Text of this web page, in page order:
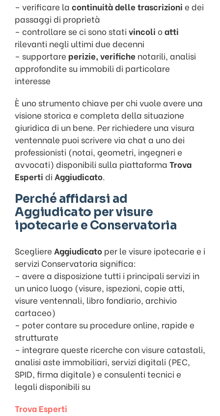
– verificare la continuità delle trascrizioni e dei
passaggi di proprietà
– controllare se ci sono stati vincoli oatti
rilevanti negli ultimi due decenni
– supportare perizie, verifiche notarili, analisi
approfondite su immobili di particolare
interesse
È uno strumento chiave per chi vuole avere una
visione storica e completa della situazione
giuridica di un bene. Per richiedere una visura
ventennale puoi scrivere via chat a uno dei
professionisti (notai, geometri, ingegneri e
avvocati) disponibili sulla piattaforma Trova
Esperti di Aggiudicato.
Perché affidarsi ad
Aggiudicato per visure
ipotecarie e Conservatoria
Scegliere Aggiudicato per le visure ipotecarie e i
servizi Conservatoria significa:
– avere a disposizione tutti i principali servizi in
un unico luogo (visure, ispezioni, copie atti,
visure ventennali, libro fondiario, archivio
cartaceo)
– poter contare su procedure online, rapide e
strutturate
– integrare queste ricerche con visure catastali,
analisi aste immobiliari, servizi digitali (PEC,
SPID, firma digitale) e consulenti tecnici e
legali disponibili su
Trova Esperti